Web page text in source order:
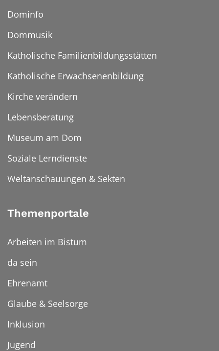
Dominfo
Dommusik
Katholische Familienbildungsstätten
Katholische Erwachsenenbildung
Kirche verändern
Lebensberatung
Museum am Dom
Soziale Lerndienste
Weltanschauungen & Sekten
Themenportale
Arbeiten im Bistum
da sein
Ehrenamt
Glaube & Seelsorge
Inklusion
Jugend